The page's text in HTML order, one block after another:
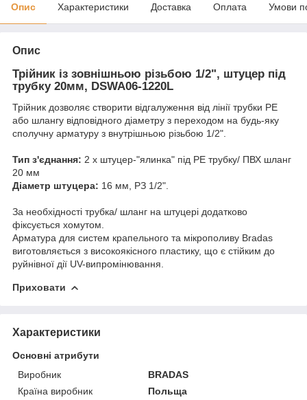
Опис Характеристики Доставка Оплата Умови
Опис
Трійник із зовнішньою різьбою 1/2", штуцер під
трубку 20мм, DSWA06-1220L
Трійник дозволяє створити відгалуження від лінії трубки РЕ
або шлангу відповідного діаметру з переходом на будь-яку
сполучну арматуру з внутрішньою різьбою 1/2".
Тип з'єднання: 2 х штуцер-"ялинка" під РЕ трубку/ ПВХ шланг
20 мм
Діаметр штуцера: 16 мм, РЗ 1/2".
За необхідності трубка/ шланг на штуцері додатково
фіксується хомутом.
Арматура для систем крапельного та мікрополиву Bradas
виготовляється з високоякісного пластику, що є стійким до
руйнівної дії UV-випромінювання.
Приховати
Характеристики
Основні атрибути
Виробник
BRADAS
Країна виробник
Польща